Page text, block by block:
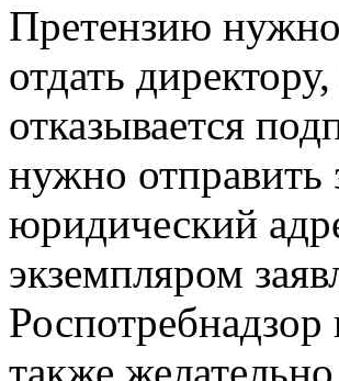
Претензию нужно
отдать
отказывается
нужно
юридический
экземпляром
также